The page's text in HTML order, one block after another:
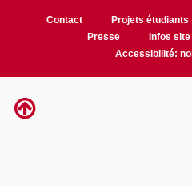
Contact Projets étudiants
Presse
Infos site
Accessibilité: